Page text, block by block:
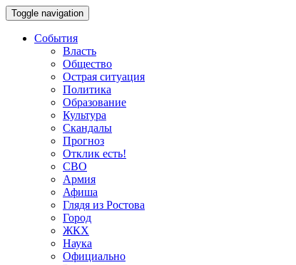
Toggle navigation
События
Власть
Общество
Острая ситуация
Политика
Образование
Культура
Скандалы
Прогноз
Отклик есть!
СВО
Армия
Афиша
Глядя из Ростова
Город
ЖКХ
Наука
Официально